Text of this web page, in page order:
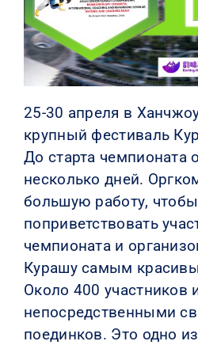
25-30 апреля в
крупный фестиваль
До старта чемпионата
несколько дней.
большую работу, чтобы
поприветствовать
чемпионата и
Курашу самым
Около 400 участников
непосредственными
поединков. Это одно